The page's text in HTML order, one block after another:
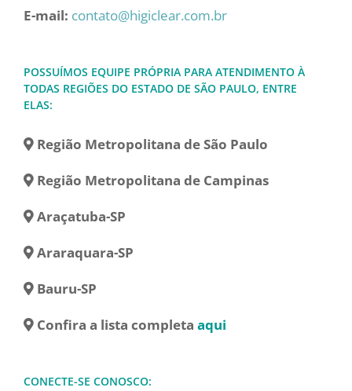
E-mail: contato@higiclear.com.br
POSSUÍMOS EQUIPE PRÓPRIA PARA ATENDIMENTO À
TODAS REGIÕES DO ESTADO DE SÃO PAULO, ENTRE
ELAS:
Região Metropolitana de São Paulo
Região Metropolitana de Campinas
Araçatuba-SP
Araraquara-SP
Bauru-SP
Confira a lista completa aqui
CONECTE-SE CONOSCO: